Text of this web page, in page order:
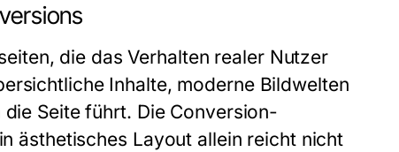
die das Verhalten realer Nutzer
Inhalte, moderne Bildwelten
Seite führt. Die Conversion-
ästhetisches Layout allein reicht nicht